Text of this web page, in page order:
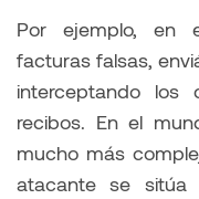
Por ejemplo, en
facturas falsas,
interceptando
recibos. En el
mucho más
atacante se